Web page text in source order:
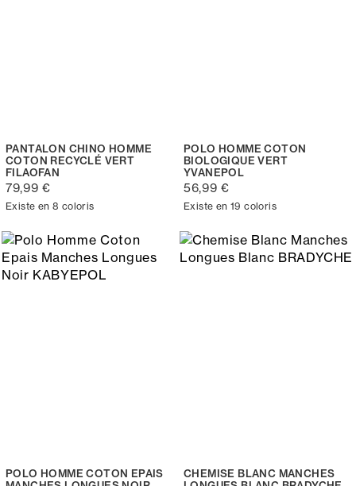
PANTALON CHINO HOMME
COTON RECYCLÉ VERT
FILAOFAN
79,99 €
Existe en 8 coloris
POLO HOMME COTON
BIOLOGIQUE VERT
YVANEPOL
56,99 €
Existe en 19 coloris
POLO HOMME COTON EPAIS
CHEMISE BLANC MANCHES